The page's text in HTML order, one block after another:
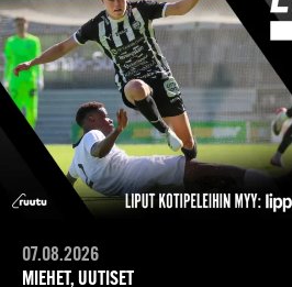
07.08.2026
MIEHET, UUTISET